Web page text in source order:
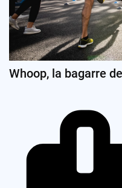
Whoop, la bagarre